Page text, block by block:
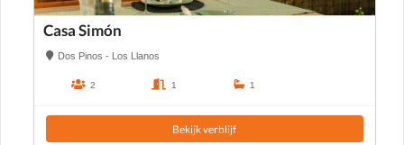
Casa Simón
Dos Pinos - Los Llanos
2 1 1
Bekijk verblijf